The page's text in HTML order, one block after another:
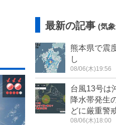
最新の記事 (気
熊本県で震
し
08/06(木)19:56
台風13号は
降水帯発生
どに厳重警
08/06(木)18:00